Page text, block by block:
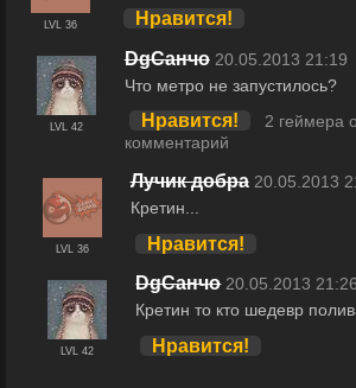
LVL 36 Нравится!
LVL 42
DgСанчо 20.05.2013 21:19
Что метро не запустилось?
Нравится!
2 геймера
комментарий
LVL 36
Лучик добра 20.05.2013
Кретин...
Нравится!
LVL 42
DgСанчо 20.05.2013 21:26
Кретин то кто шедевр
Нравится!